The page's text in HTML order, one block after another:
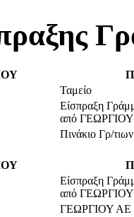
Ταμείο
Είσπραξη
από
Πινάκιο Γρ/
Είσπραξη
από
ΓΕΩΡΓΙΟΥ ΑΕ